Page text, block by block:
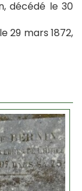
décédé le 30
29 mars 1872,